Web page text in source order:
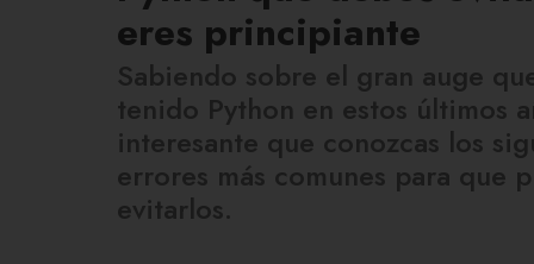
eres principiante
Sabiendo sobre el gran auge
tenido Python en estos últimos
interesante que conozcas los
errores más comunes para que
evitarlos.